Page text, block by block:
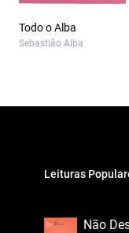
Todo o Alba
Sebastião Alba
Leituras
Não